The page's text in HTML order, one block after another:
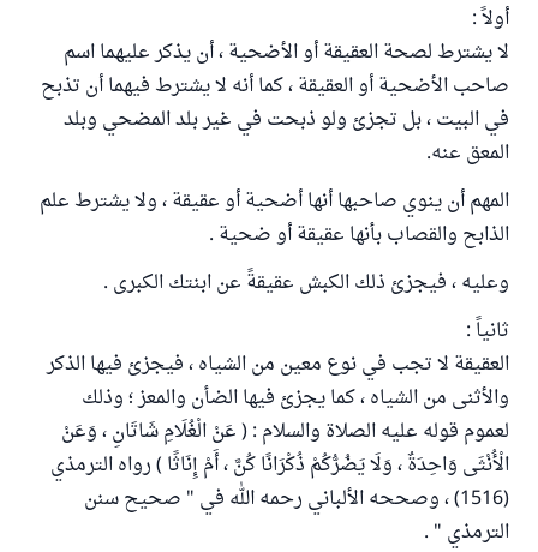
أولاً :
لا يشترط لصحة العقيقة أو الأضحية ، أن يذكر عليهما اسم
صاحب الأضحية أو العقيقة ، كما أنه لا يشترط فيهما أن تذبح
في البيت ، بل تجزئ ولو ذبحت في غير بلد المضحي وبلد
المعق عنه.
المهم أن ينوي صاحبها أنها أضحية أو عقيقة ، ولا يشترط علم
الذابح والقصاب بأنها عقيقة أو ضحية .
وعليه ، فيجزئ ذلك الكبش عقيقةً عن ابنتك الكبرى .
ثانياً :
العقيقة لا تجب في نوع معين من الشياه ، فيجزئ فيها الذكر
والأثنى من الشياه ، كما يجزئ فيها الضأن والمعز ؛ وذلك
لعموم قوله عليه الصلاة والسلام : ( عَنْ الْغُلَامِ شَاتَانِ ، وَعَنْ
الْأُنْثَى وَاحِدَةٌ ، وَلَا يَضُرُّكُمْ ذُكْرَانًا كُنَّ ، أَمْ إِنَاثًا ) رواه الترمذي
(1516) ، وصححه الألباني رحمه الله في " صحيح سنن
الترمذي " .